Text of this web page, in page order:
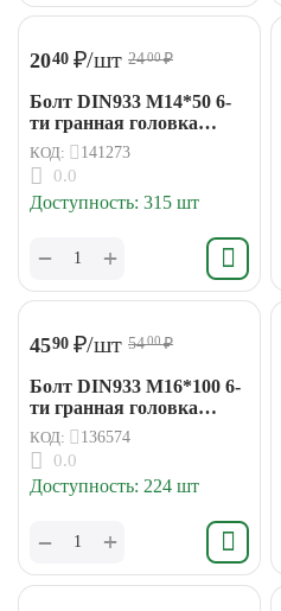
2040 ₽/шт 2400₽
Болт DIN933 М14*50 6-
ти гранная головка
(15кг/193шт)
КОД: 141273
0.0
Доступность: 315 шт
+
−
4590 ₽/шт 5400₽
Болт DIN933 М16*100 6-
ти гранная головка
(15кг/85шт)
КОД: 136574
0.0
Доступность: 224 шт
+
−